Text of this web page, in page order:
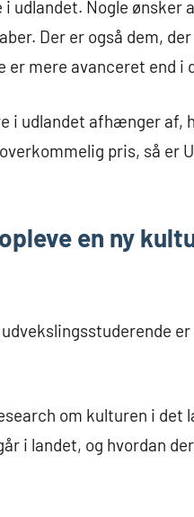
udlandet. Nogle ønsker
Der er også dem,
mere avanceret end i
i udlandet afhænger af,
pris, så er
en ny
om kulturen i det
i landet, og hvordan